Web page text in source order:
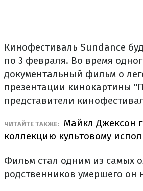
Кинофестиваль Sundance
по 3 февраля. Во время
документальный фильм о
презентации кинокартины
представители
ЧИТАЙТЕ ТАКЖЕ:
Майкл Джексон
коллекцию культовому
Фильм стал одним из самых
родственников умершего он